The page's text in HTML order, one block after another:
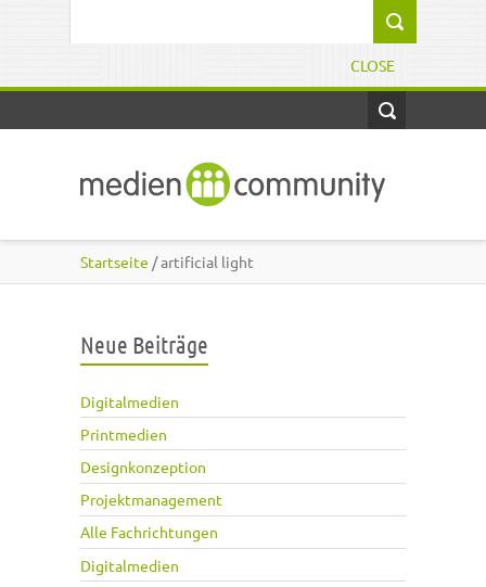
CLOSE
Startseite / artificial light
Neue Beiträge
Digitalmedien
Printmedien
Designkonzeption
Projektmanagement
Alle Fachrichtungen
Digitalmedien